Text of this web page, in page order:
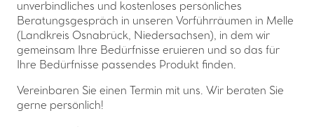
unverbindliches und kostenloses persönliches
Beratungsgespräch in unseren Vorführräumen in Melle
(Landkreis Osnabrück, Niedersachsen), in dem wir
gemeinsam Ihre Bedürfnisse eruieren und so das für
Ihre Bedürfnisse passendes Produkt finden.
Vereinbaren Sie einen Termin mit uns. Wir beraten Sie
gerne persönlich!